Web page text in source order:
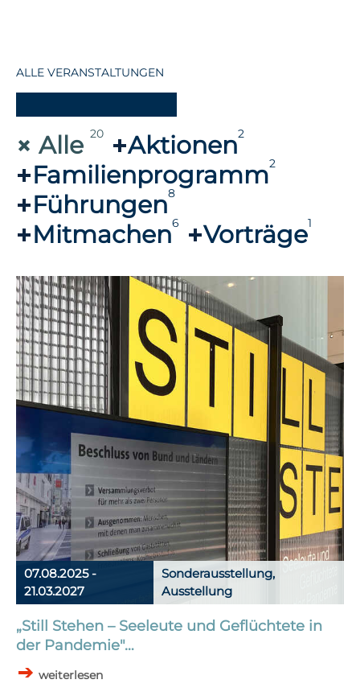
ALLE VERANSTALTUNGEN
Alle 20 Aktionen2
Familienprogramm2
Führungen8
Mitmachen6 Vorträge1
Sonderausstellung,
Ausstellung
07.08.2025 -
21.03.2027
„Still Stehen – Seeleute und Geflüchtete in
der Pandemie"…
weiterlesen